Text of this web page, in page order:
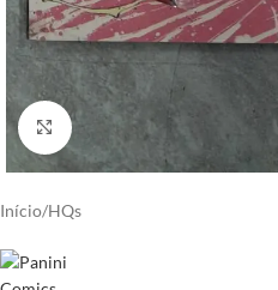
Clique para ampliar
Início/HQs